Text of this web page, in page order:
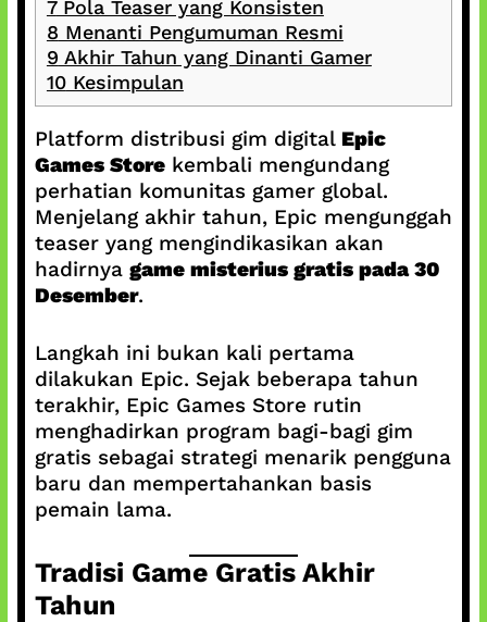
7Pola Teaser yang Konsisten
8 Menanti Pengumuman Resmi
9 Akhir Tahun yang Dinanti Gamer
10Kesimpulan
Platform distribusi gim digital Epic
Games Storekembali mengundang
perhatian komunitas gamer global.
Menjelang akhir tahun, Epic mengunggah
teaser yang mengindikasikan akan
hadirnya game misterius gratis pada 30
Desember.
Langkah ini bukan kali pertama
dilakukan Epic. Sejak beberapa tahun
terakhir, Epic Games Store rutin
menghadirkan program bagi-bagi gim
gratis sebagai strategi menarik pengguna
baru dan mempertahankan basis
pemain lama.
Tradisi Game Gratis Akhir
Tahun